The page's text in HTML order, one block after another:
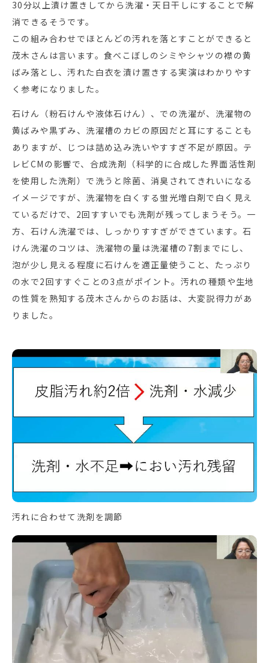
30分以上漬け置きしてから洗濯・天日干しにすることで解
消できるそうです。
この組み合わせでほとんどの汚れを落とすことができると
茂木さんは言います。食べこぼしのシミやシャツの襟の黄
ばみ落とし、汚れた白衣を漬け置きする実演はわかりやす
く参考になりました。
石けん（粉石けんや液体石けん）、での洗濯が、洗濯物の
黄ばみや黒ずみ、洗濯槽のカビの原因だと耳にすることも
ありますが、じつは詰め込み洗いやすすぎ不足が原因。テ
レビCMの影響で、合成洗剤（科学的に合成した界面活性剤
を使用した洗剤）で洗うと除菌、消臭されてきれいになる
イメージですが、洗濯物を白くする蛍光増白剤で白く見え
ているだけで、2回すすいでも洗剤が残ってしまうそう。一
方、石けん洗濯では、しっかりすすぎができています。石
けん洗濯のコツは、洗濯物の量は洗濯槽の7割までにし、
泡が少し見える程度に石けんを適正量使うこと、たっぷり
の水で2回すすぐことの3点がポイント。汚れの種類や生地
の性質を熟知する茂木さんからのお話は、大変説得力があ
りました。
汚れに合わせて洗剤を調節